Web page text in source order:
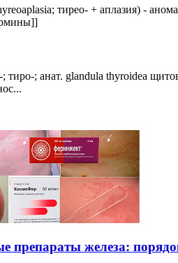
тирео- + аплазия) -
тиро-; анат. glandula thyroidea
препараты железа: